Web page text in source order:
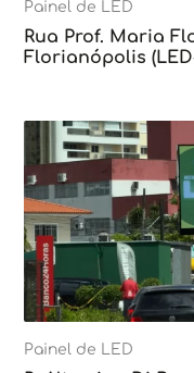
Painel de LED
Rua Prof. Maria
Florianópolis
Painel de LED